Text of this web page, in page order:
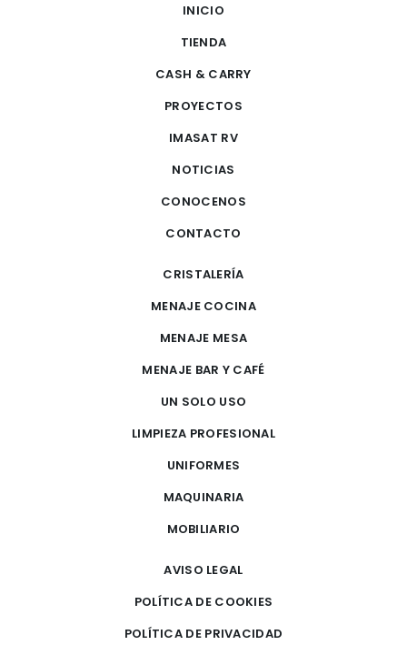
INICIO
TIENDA
CASH & CARRY
PROYECTOS
IMASAT RV
NOTICIAS
CONOCENOS
CONTACTO
CRISTALERÍA
MENAJE COCINA
MENAJE MESA
MENAJE BAR Y CAFÉ
UN SOLO USO
LIMPIEZA PROFESIONAL
UNIFORMES
MAQUINARIA
MOBILIARIO
AVISO LEGAL
POLÍTICA DE COOKIES
POLÍTICA DE PRIVACIDAD